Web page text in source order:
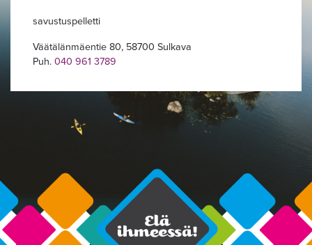
savustuspelletti
Väätälänmäentie 80, 58700 Sulkava
Puh.040 961 3789